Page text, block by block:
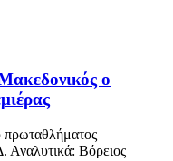
ο
πρωταθλήματος
Αναλυτικά: Βόρειος